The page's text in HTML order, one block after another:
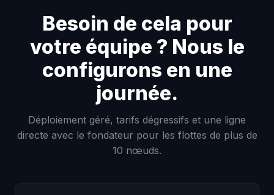
Besoin de cela pour
votre équipe ? Nous le
configurons en une
journée.
Déploiement géré, tarifs dégressifs et une ligne
directe avec le fondateur pour les flottes de plus de
10 nœuds.